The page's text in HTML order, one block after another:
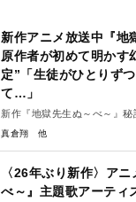
新作アニメ放送中『地
原作者が初めて明かす
定”「生徒がひとりず
て…」
新作『地獄先生ぬ～べ～』秘
真倉翔
〈26年ぶり新作〉ア
べ～』主題歌アーテ